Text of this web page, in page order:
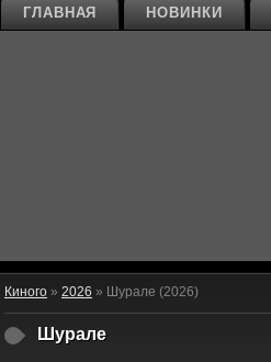
НОВИНКИ
ГЛАВНАЯ
Киного » 2026 » Шурале (2026)
Шурале